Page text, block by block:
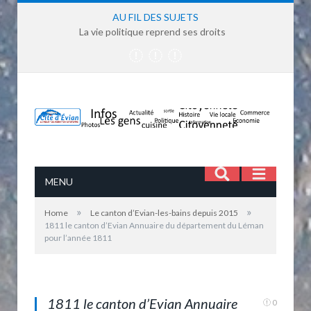
AU FIL DES SUJETS
La vie politique reprend ses droits
MENU
Home » Le canton d’Evian-les-bains depuis 2015 »
1811 le canton d’Evian Annuaire du département du Léman
pour l’année 1811
1811 le canton d’Evian Annuaire 0